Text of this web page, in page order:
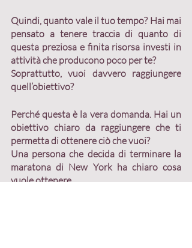
Quindi, quanto vale il tuo tempo? Hai mai
pensato a tenere traccia di quanto di
questa preziosa e finita risorsa investi in
attività che producono poco per te?
Soprattutto, vuoi davvero raggiungere
quell’obiettivo?
Perché questa è la vera domanda. Hai un
obiettivo chiaro da raggiungere che ti
permetta di ottenere ciò che vuoi?
Una persona che decida di terminare la
maratona di New York ha chiaro cosa
vuole ottenere.